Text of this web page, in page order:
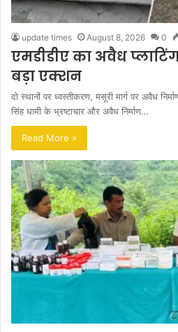
update times August 8, 2026 0
एमडीडीए का अवैध
बड़ा एक्शन
दो स्थानों पर ध्वस्तीकरण, मसूरी मार्ग पर अवैध
सिंह धामी के भ्रष्टाचार और अवैध निर्माण…
Read More »